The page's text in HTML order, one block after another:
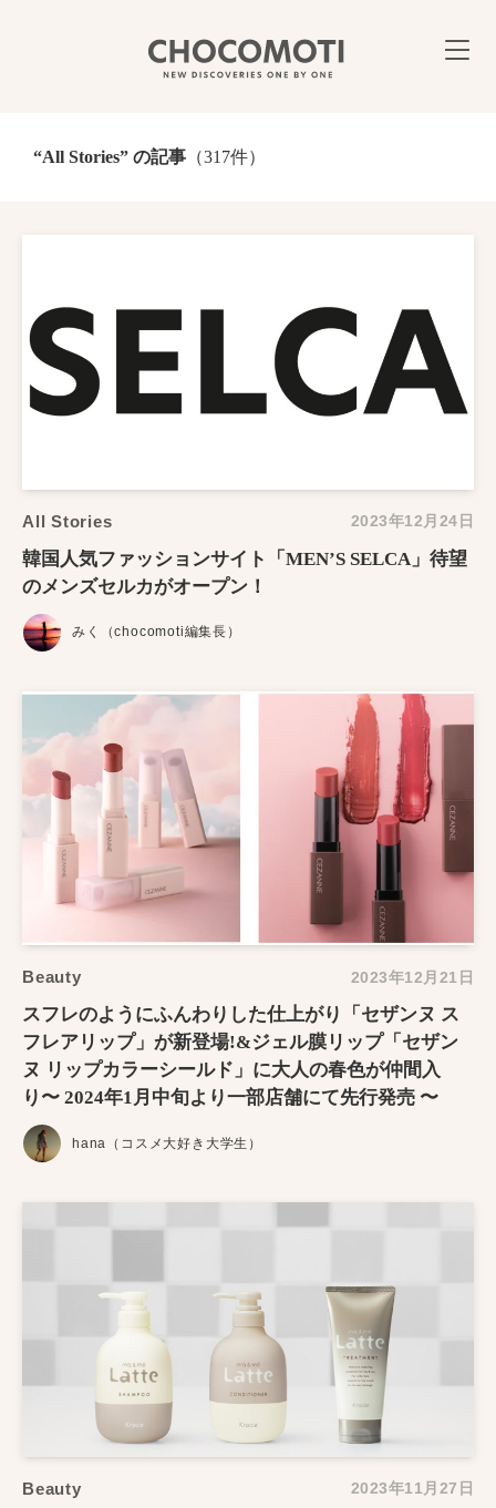
“All Stories” の記事 （317件）
All Stories 2023年12月24日
韓国人気ファッションサイト「MEN’S SELCA」待望
のメンズセルカがオープン！
みく（chocomoti編集長）
Beauty 2023年12月21日
スフレのようにふんわりした仕上がり「セザンヌ ス
フレアリップ」が新登場!&ジェル膜リップ「セザン
ヌ リップカラーシールド」に大人の春色が仲間入
り〜 2024年1月中旬より一部店舗にて先行発売 〜
hana（コスメ大好き大学生）
Beauty 2023年11月27日